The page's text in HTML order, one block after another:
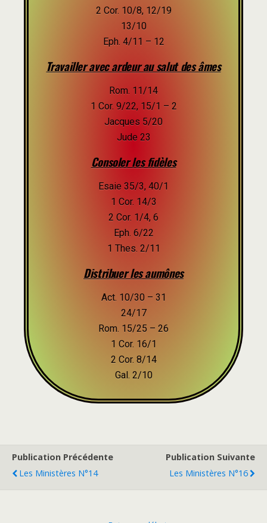
2 Cor. 10/8, 12/19
13/10
Eph. 4/11 – 12
Travailler avec ardeur au salut des âmes
Rom. 11/14
1 Cor. 9/22, 15/1 – 2
Jacques 5/20
Jude 23
Consoler les fidèles
Esaie 35/3, 40/1
1 Cor. 14/3
2 Cor. 1/4, 6
Eph. 6/22
1 Thes. 2/11
Distribuer les aumônes
Act. 10/30 – 31
24/17
Rom. 15/25 – 26
1 Cor. 16/1
2 Cor. 8/14
Gal. 2/10
Publication Précédente
Les Ministères N°14
Publication Suivante
Les Ministères N°16